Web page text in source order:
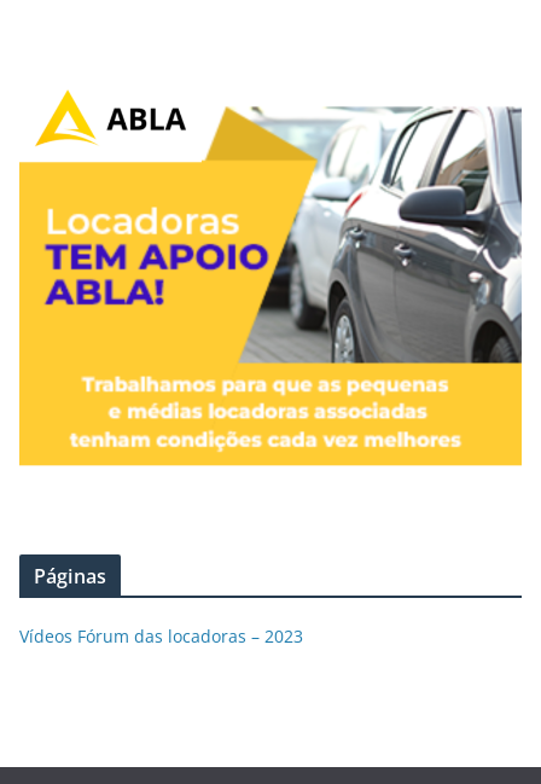
Páginas
Vídeos Fórum das locadoras – 2023